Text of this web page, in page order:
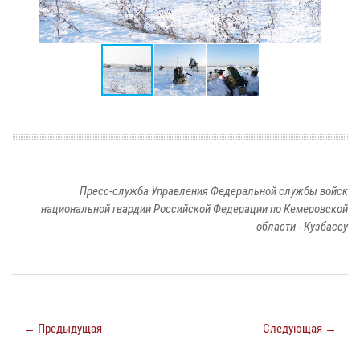
Пресс-служба Управления Федеральной службы войск
национальной гвардии Российской Федерации по Кемеровской
области - Кузбассу
← Предыдущая Следующая →